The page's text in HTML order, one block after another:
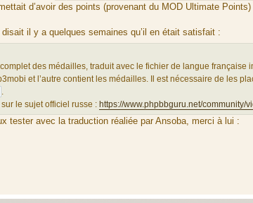
d’avoir des points (provenant du MOD Ultimate Points)
disait il y a quelques semaines qu’il en était satisfait :
des médailles, traduit avec le fichier de langue française
et l’autre contient les médailles. Il est nécessaire de les
.
le sujet officiel russe : https://www.phpbbguru.net/community/
tester avec la traduction réaliée par Ansoba, merci à lui :